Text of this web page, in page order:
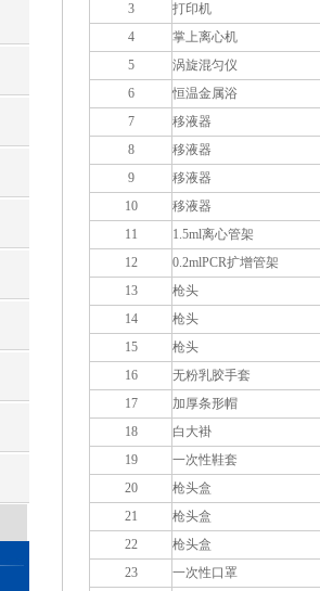
3
打印机
4
掌上离心机
5
涡旋混匀仪
6
恒温金属浴
7
移液器
8
移液器
9
移液器
10
移液器
11
1.5ml离心管架
12
0.2mlPCR扩增管架
13
枪头
14
枪头
15
枪头
16
无粉乳胶手套
17
加厚条形帽
18
白大褂
19
一次性鞋套
20
枪头盒
21
枪头盒
22
枪头盒
23
一次性口罩